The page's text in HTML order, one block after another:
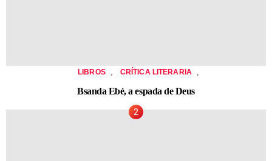
LIBROS CRÍTICA LITERARIA
Bsanda Ebé, a espada de Deus